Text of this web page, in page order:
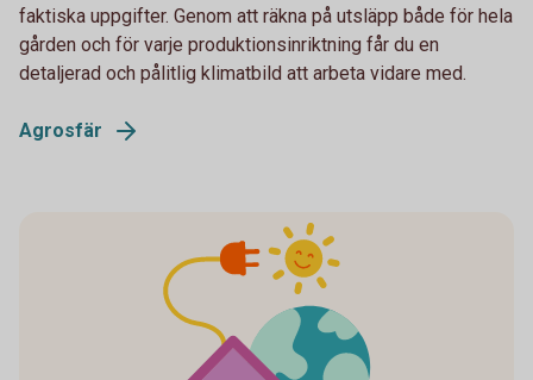
faktiska uppgifter. Genom att räkna på utsläpp både för hela
gården och för varje produktionsinriktning får du en
detaljerad och pålitlig klimatbild att arbeta vidare med.
Agrosfär